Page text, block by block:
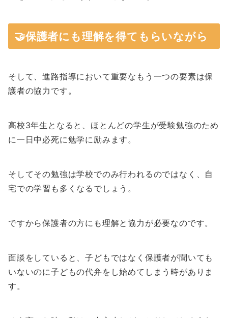
🤝保護者にも理解を得てもらいながら
そして、進路指導において重要なもう一つの要素は保
護者の協力です。
高校3年生となると、ほとんどの学生が受験勉強のため
に一日中必死に勉学に励みます。
そしてその勉強は学校でのみ行われるのではなく、自
宅での学習も多くなるでしょう。
ですから保護者の方にも理解と協力が必要なのです。
面談をしていると、子どもではなく保護者が聞いても
いないのに子どもの代弁をし始めてしまう時がありま
す。